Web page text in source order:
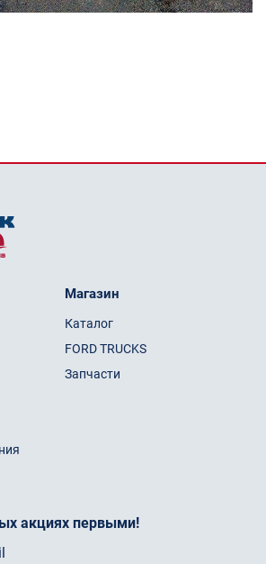
Магазин
Каталог
FORD TRUCKS
Запчасти
акциях первыми!